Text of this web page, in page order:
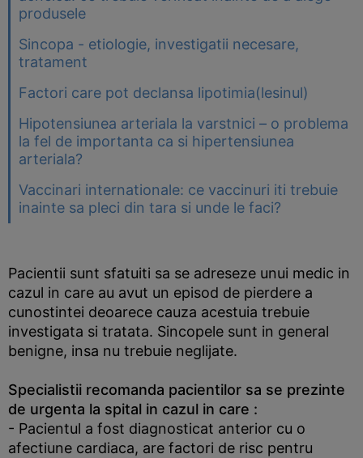
produsele
Sincopa - etiologie, investigatii necesare,
tratament
Factori care pot declansa lipotimia(lesinul)
Hipotensiunea arteriala la varstnici – o problema
la fel de importanta ca si hipertensiunea
arteriala?
Vaccinari internationale: ce vaccinuri iti trebuie
inainte sa pleci din tara si unde le faci?
Pacientii sunt sfatuiti sa se adreseze unui medic in
cazul in care au avut un episod de pierdere a
cunostintei deoarece cauza acestuia trebuie
investigata si tratata. Sincopele sunt in general
benigne, insa nu trebuie neglijate.
Specialistii recomanda pacientilor sa se prezinte
de urgenta la spital in cazul in care :
- Pacientul a fost diagnosticat anterior cu o
afectiune cardiaca, are factori de risc pentru